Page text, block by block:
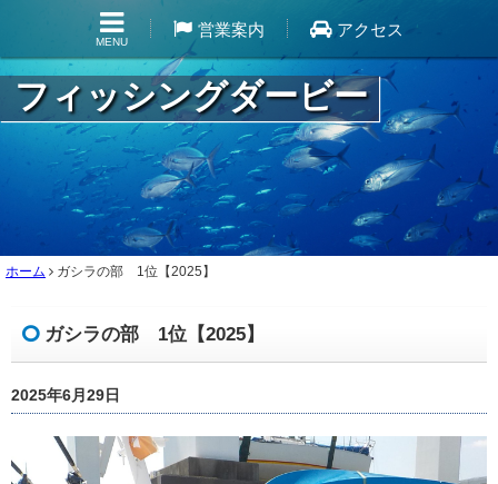
MENU
営業案内 アクセス
フィッシングダービー
ホーム ガシラの部 1位【2025】
ガシラの部 1位【2025】
2025年6月29日